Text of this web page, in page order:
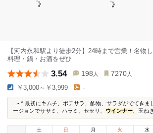
【河内永和駅より徒歩2分】24時まで営業！名物
料理・鍋・お酒をぜひ
3.54 198 人 7270 人
￥3,000～￥3,999 -
...- ^ 最初にキムチ、ポテサラ、酢物、サラダがでてきま
ージョンでササミ、ハラミ、セセリ、 ウインナー 、玉ね
土 日 月 火 水